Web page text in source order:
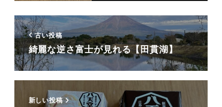
古い投稿
綺麗な逆さ富士が見れる【田貫湖】
新しい投稿